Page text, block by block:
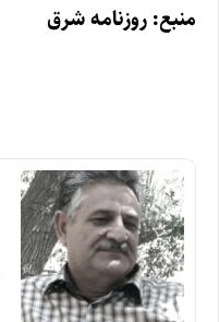
منبع: روزنامه شرق